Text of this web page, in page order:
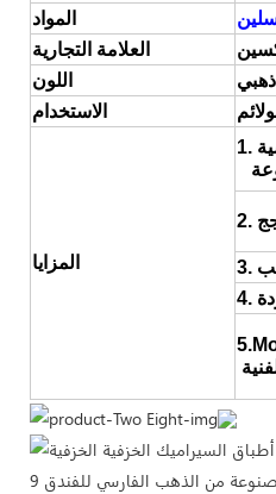
المواد
العلامة التجارية
اللون
الاستخدام
المزايا